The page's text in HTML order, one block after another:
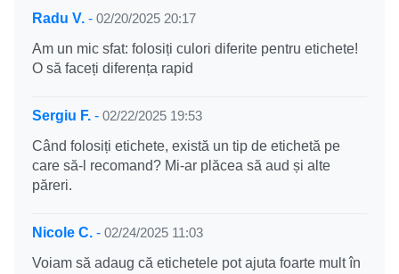
Radu V. - 02/20/2025 20:17
Am un mic sfat: folosiți culori diferite pentru etichete!
O să faceți diferența rapid
Sergiu F. - 02/22/2025 19:53
Când folosiți etichete, există un tip de etichetă pe
care să-l recomand? Mi-ar plăcea să aud și alte
păreri.
Nicole C. - 02/24/2025 11:03
Voiam să adaug că etichetele pot ajuta foarte mult în